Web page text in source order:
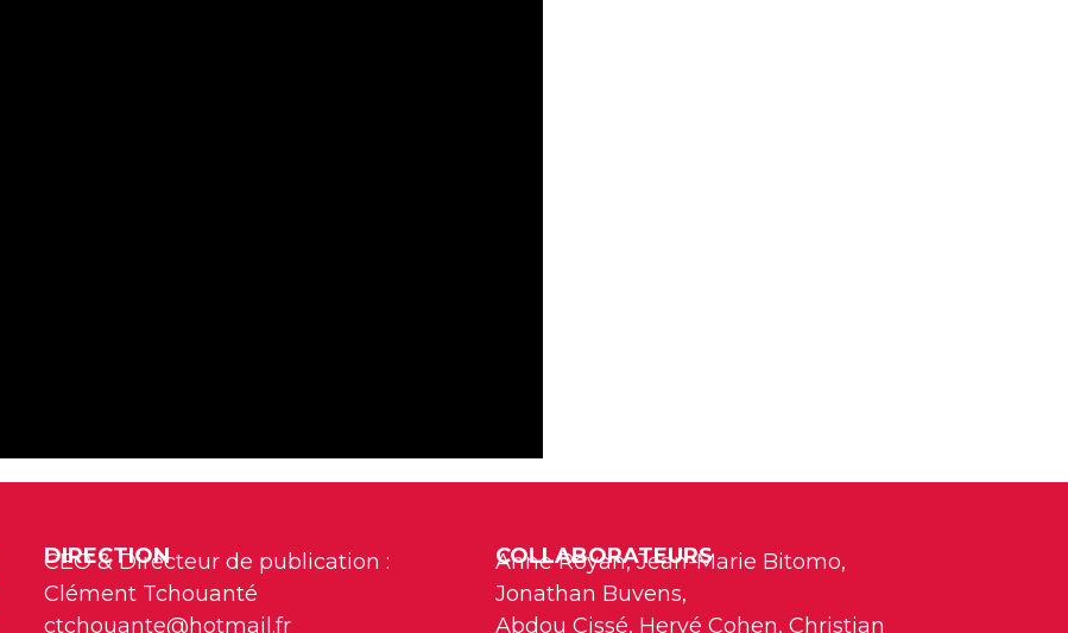
DIRECTION
CEO & Directeur de publication :
Clément Tchouanté
ctchouante@hotmail.fr
COLLABORATEURS
Anne Royan, Jean-Marie Bitomo,
Jonathan Buvens,
Abdou Cissé, Hervé Cohen, Christian